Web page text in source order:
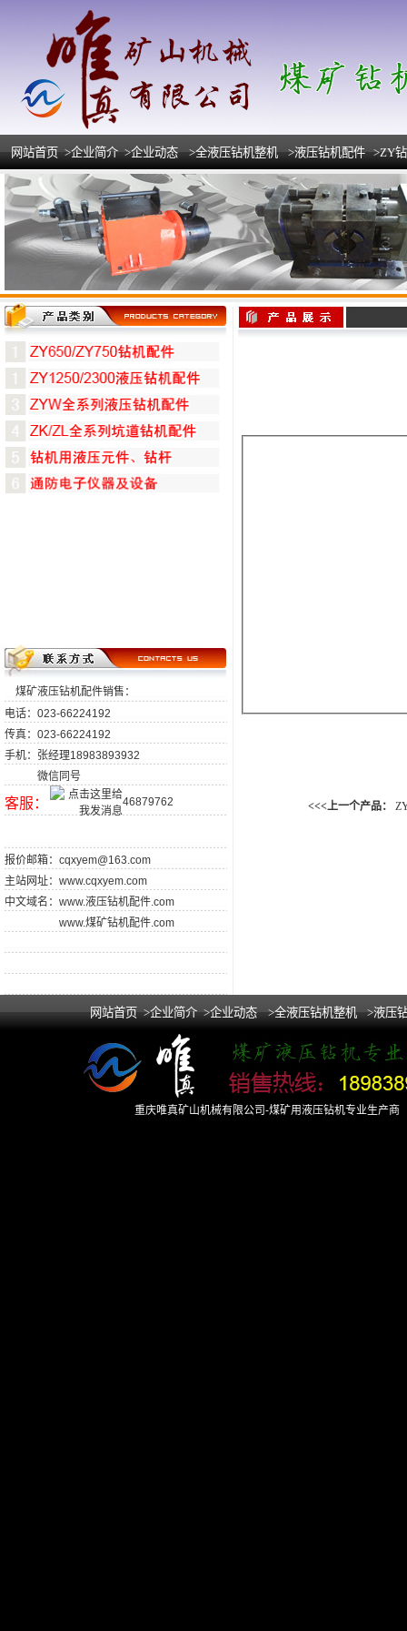
网站首页 >企业简介 >企业动态 >全液压钻机整机 >液压钻机配件 >ZY
煤矿液压钻机配件销售：
电话：023-66224192
传真：023-66224192
手机：张经理18983893932
微信同号
客服： 46879762
报价邮箱： cqxyem@163.com
主站网址： www.cqxyem.com
中文域名： www.液压钻机配件.com
www.煤矿钻机配件.com
<<<上一个产品：
网站首页 >企业简介 >企业动态 >全液压钻机整机 >液压
重庆唯真矿山机械有限公司-煤矿用液压钻机专业生